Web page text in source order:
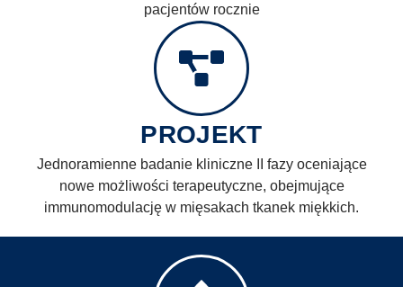
Napisz do Nas
pacjentów rocznie
PROJEKT
Jednoramienne badanie kliniczne II fazy oceniające
nowe możliwości terapeutyczne, obejmujące
immunomodulację w mięsakach tkanek miękkich.